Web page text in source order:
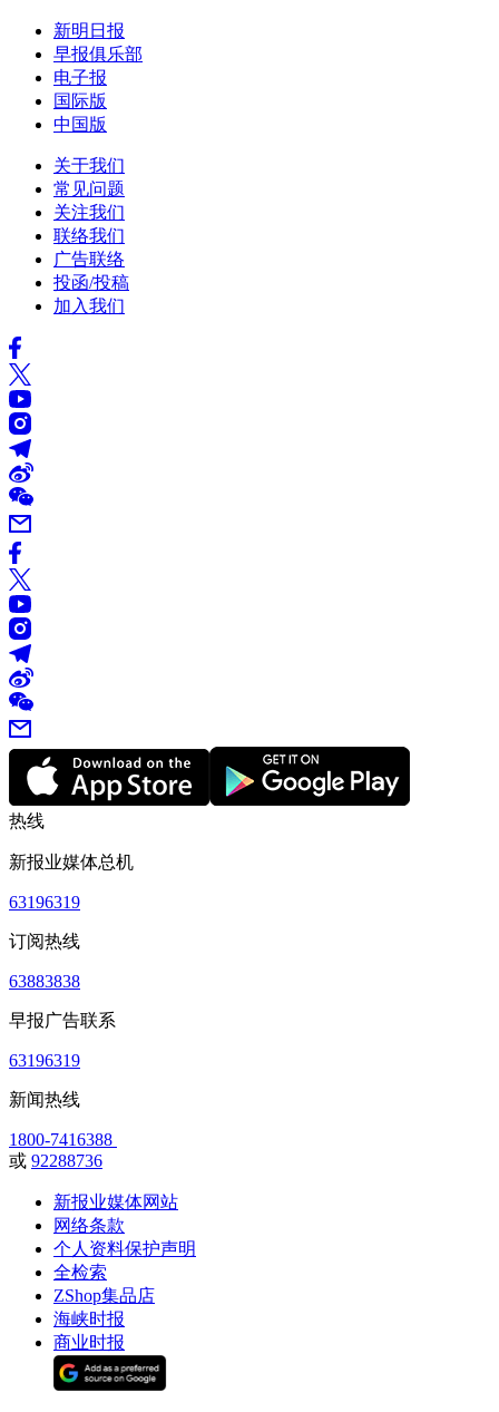
新明日报
早报俱乐部
电子报
国际版
中国版
关于我们
常见问题
关注我们
联络我们
广告联络
投函/投稿
加入我们
热线
新报业媒体总机
63196319
订阅热线
63883838
早报广告联系
63196319
新闻热线
1800-7416388
或 92288736
新报业媒体网站
网络条款
个人资料保护声明
全检索
ZShop集品店
海峡时报
商业时报